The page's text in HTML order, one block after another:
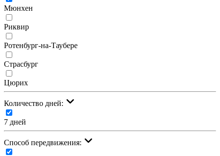
Мюнхен
Риквир
Ротенбург-на-Таубере
Страсбург
Цюрих
Количество дней:
7 дней
Cпособ передвижения: